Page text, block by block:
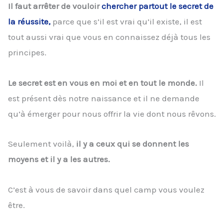
Il faut arrêter de vouloirchercher partout le secret de
la réussite, parce que s’il est vrai qu’il existe, il est
tout aussi vrai que vous en connaissez déjà tous les
principes.
Le secret est en vous en moi et en tout le monde. Il
est présent dès notre naissance et il ne demande
qu’à émerger pour nous offrir la vie dont nous rêvons.
Seulement voilà, il y a ceux qui se donnent les
moyens et il y a les autres.
C’est à vous de savoir dans quel camp vous voulez
être.